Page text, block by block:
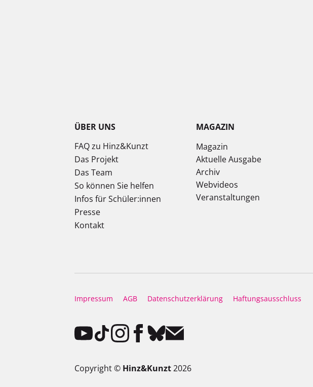
ÜBER UNS
FAQ zu Hinz&Kunzt
Das Projekt
Das Team
So können Sie helfen
Infos für Schüler:innen
Presse
Kontakt
MAGAZIN
Magazin
Aktuelle Ausgabe
Archiv
Webvideos
Veranstaltungen
Impressum AGB Datenschutzerklärung Haftungsausschluss
Copyright © Hinz&Kunzt2026